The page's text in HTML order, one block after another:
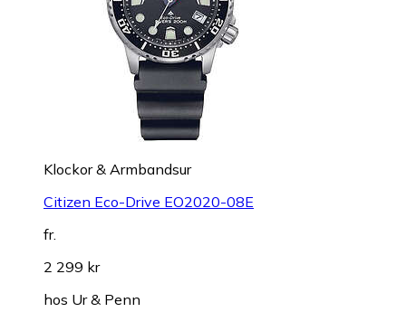
Klockor & Armbandsur
Citizen Eco-Drive EO2020-08E
fr.
2 299 kr
hos Ur & Penn